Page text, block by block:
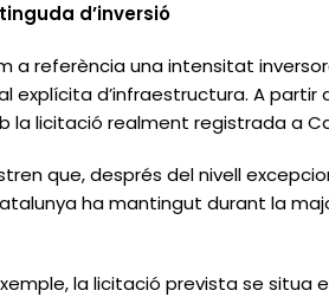
d’inversió
a referència una intensitat
explícita d’infraestructura. A partir
la licitació realment registrada a
que, després del nivell
ha mantingut durant la
la licitació prevista se situa